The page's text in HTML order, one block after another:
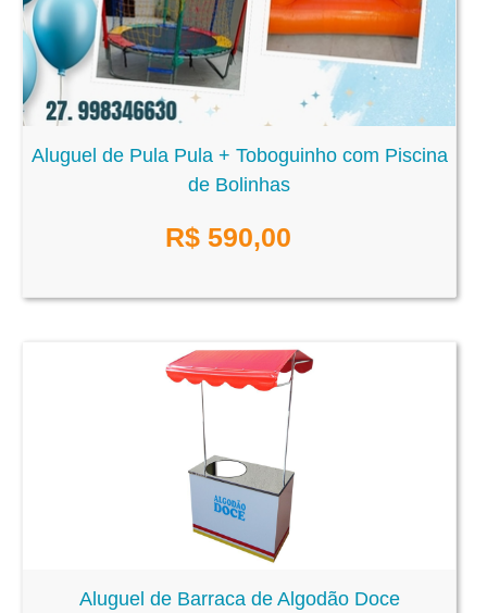
Aluguel de Pula Pula + Toboguinho com Piscina
de Bolinhas
R$ 590,00
Aluguel de Barraca de Algodão Doce